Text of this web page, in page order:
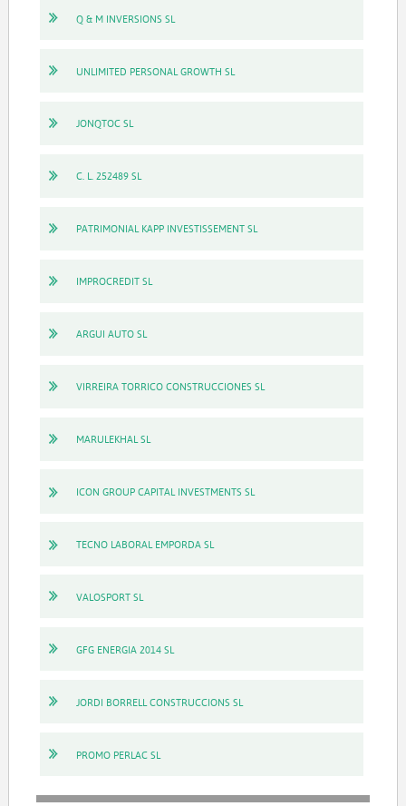
Q & M INVERSIONS SL
UNLIMITED PERSONAL GROWTH SL
JONQTOC SL
C. L. 252489 SL
PATRIMONIAL KAPP INVESTISSEMENT SL
IMPROCREDIT SL
ARGUI AUTO SL
VIRREIRA TORRICO CONSTRUCCIONES SL
MARULEKHAL SL
ICON GROUP CAPITAL INVESTMENTS SL
TECNO LABORAL EMPORDA SL
VALOSPORT SL
GFG ENERGIA 2014 SL
JORDI BORRELL CONSTRUCCIONS SL
PROMO PERLAC SL